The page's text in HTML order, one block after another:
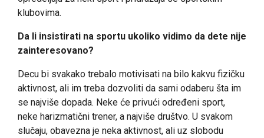
klubovima.
Da li insistirati na sportu ukoliko vidimo da dete nije
zainteresovano?
Decu bi svakako trebalo motivisati na bilo kakvu fizičku
aktivnost, ali im treba dozvoliti da sami odaberu šta im
se najviše dopada. Neke će privući određeni sport,
neke harizmatični trener, a najviše društvo. U svakom
slučaju, obavezna je neka aktivnost, ali uz slobodu